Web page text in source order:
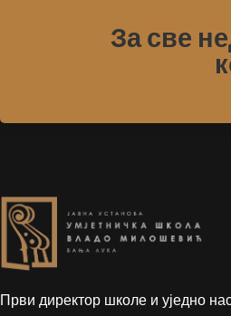
За све
Први директор школе и уједно